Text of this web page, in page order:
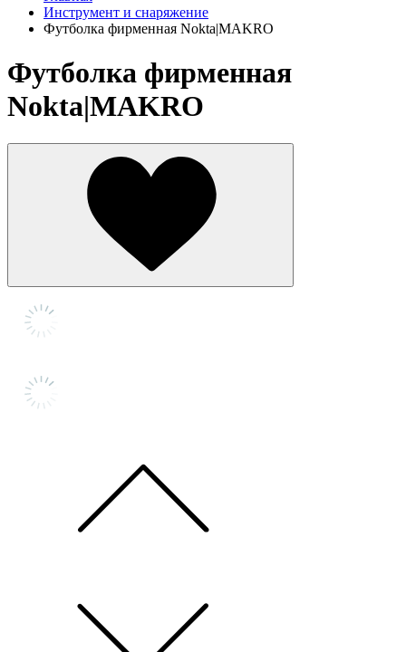
Инструмент и снаряжение
Футболка фирменная Nokta|MAKRO
Футболка фирменная
Nokta|MAKRO